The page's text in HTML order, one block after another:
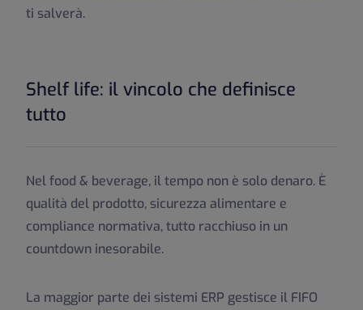
ti salverà.
Shelf life: il vincolo che definisce
tutto
Nel food & beverage, il tempo non è solo denaro. È
qualità del prodotto, sicurezza alimentare e
compliance normativa, tutto racchiuso in un
countdown inesorabile.
La maggior parte dei sistemi ERP gestisce il FIFO